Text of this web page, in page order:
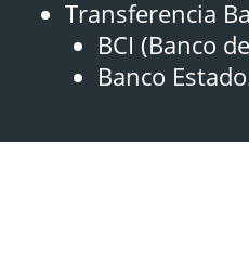
Transferencia
BCI (Banco
Banco